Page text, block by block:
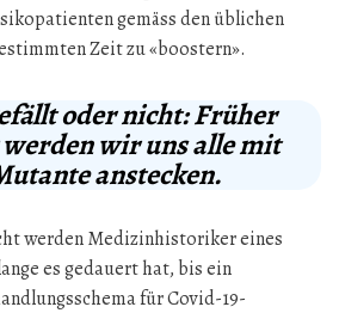
gemäss den üblichen
Zeit zu «boostern».
oder nicht: Früher
wir uns alle mit
anstecken.
werden Medizinhistoriker eines
es gedauert hat, bis ein
für Covid-19-